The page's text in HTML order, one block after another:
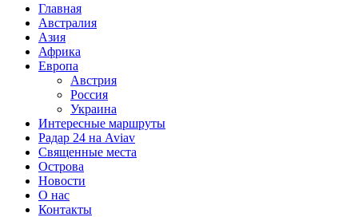
Главная
Австралия
Азия
Африка
Европа
Австрия
Россия
Украина
Интересные маршруты
Радар 24 на Aviav
Священные места
Острова
Новости
О нас
Контакты